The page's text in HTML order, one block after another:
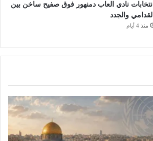
انتخابات نادي العاب دمنهور فوق صفيح ساخن بين
القدامي والجدد
منذ 4 أيام